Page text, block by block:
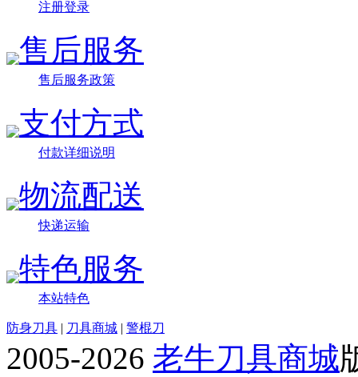
注册登录
售后服务
售后服务政策
支付方式
付款详细说明
物流配送
快递运输
特色服务
本站特色
防身刀具 | 刀具商城 | 警棍刀
2005-2026 老牛刀具商城